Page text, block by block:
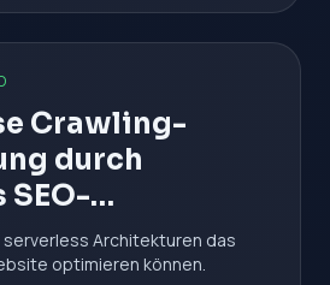
Crawling-
durch
SEO-
serverless Architekturen das
optimieren können.